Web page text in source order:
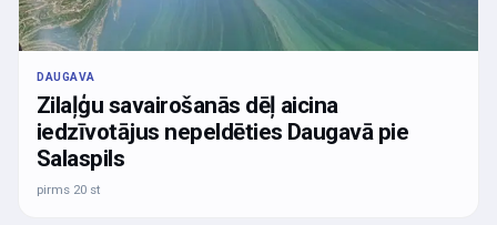
DAUGAVA
Zilaļģu savairošanās dēļ aicina
iedzīvotājus nepeldēties Daugavā pie
Salaspils
pirms 20 st